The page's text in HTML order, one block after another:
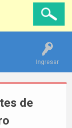
Ingresar
de